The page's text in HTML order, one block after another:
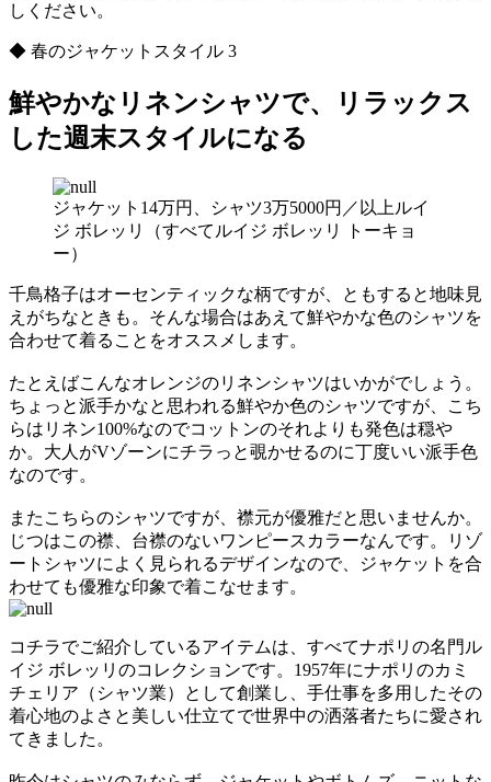
しください。
◆ 春のジャケットスタイル 3
鮮やかなリネンシャツで、リラックス
した週末スタイルになる
ジャケット14万円、シャツ3万5000円／以上ルイ
ジ ボレッリ（すべてルイジ ボレッリ トーキョ
ー）
千鳥格子はオーセンティックな柄ですが、ともすると地味見
えがちなときも。そんな場合はあえて鮮やかな色のシャツを
合わせて着ることをオススメします。
たとえばこんなオレンジのリネンシャツはいかがでしょう。
ちょっと派手かなと思われる鮮やか色のシャツですが、こち
らはリネン100%なのでコットンのそれよりも発色は穏や
か。大人がVゾーンにチラっと覗かせるのに丁度いい派手色
なのです。
またこちらのシャツですが、襟元が優雅だと思いませんか。
じつはこの襟、台襟のないワンピースカラーなんです。リゾ
ートシャツによく見られるデザインなので、ジャケットを合
わせても優雅な印象で着こなせます。
コチラでご紹介しているアイテムは、すべてナポリの名門ル
イジ ボレッリのコレクションです。1957年にナポリのカミ
チェリア（シャツ業）として創業し、手仕事を多用したその
着心地のよさと美しい仕立てで世界中の洒落者たちに愛され
てきました。